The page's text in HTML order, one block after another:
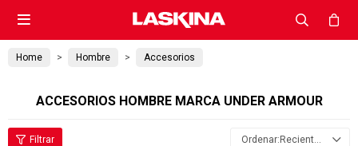

Home Hombre Accesorios
ACCESORIOS HOMBRE MARCA UNDER ARMOUR
Recientes